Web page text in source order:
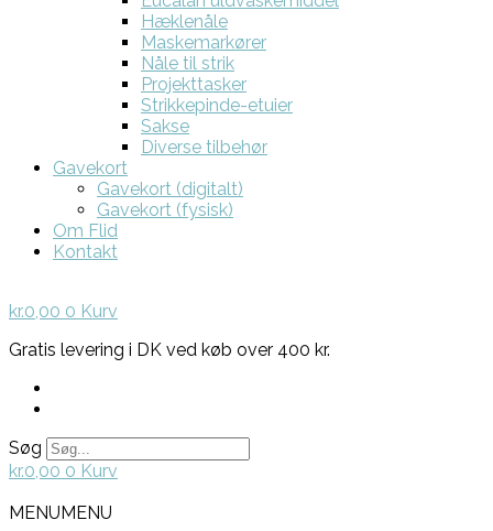
Hæklenåle
Maskemarkører
Nåle til strik
Projekttasker
Strikkepinde-etuier
Sakse
Diverse tilbehør
Gavekort
Gavekort (digitalt)
Gavekort (fysisk)
Om Flid
Kontakt
kr.0,00 0 Kurv
Gratis levering i DK ved køb over 400 kr.
Søg
kr.0,00 0 Kurv
MENUMENU